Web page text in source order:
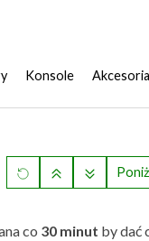
Konsole Akcesoria
co 30 minut by dać